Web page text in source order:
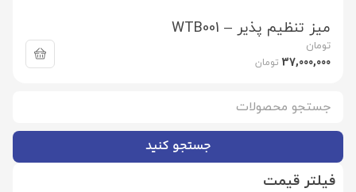
جستجو کنید
فیلتر قیمت
میز تنظیم پذیر – WTB001
تومان
37,000,000 تومان